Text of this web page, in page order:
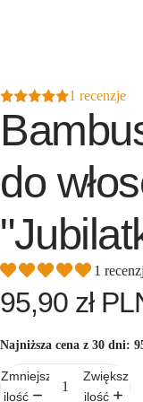
1 recenzje
do
1
95,90 zł
Najniższa cena z 30 dni:
Zmniejsz
ilość
Zwiększ
ilość